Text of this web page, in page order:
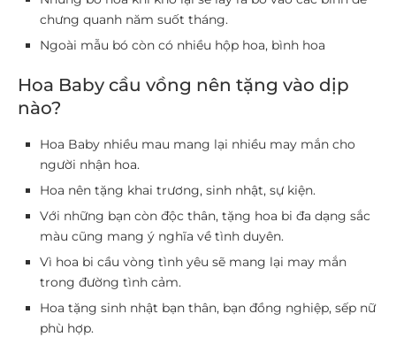
chưng quanh năm suốt tháng.
Ngoài mẫu bó còn có nhiều hộp hoa, bình hoa
Hoa Baby cầu vồng nên tặng vào dịp
nào?
Hoa Baby nhiều mau mang lại nhiều may mắn cho
người nhận hoa.
Hoa nên tặng khai trương, sinh nhật, sự kiện.
Với những bạn còn độc thân, tặng hoa bi đa dạng sắc
màu cũng mang ý nghĩa về tình duyên.
Vì hoa bi cầu vòng tình yêu sẽ mang lại may mắn
trong đường tình cảm.
Hoa tặng sinh nhật bạn thân, bạn đồng nghiệp, sếp nữ
phù hợp.